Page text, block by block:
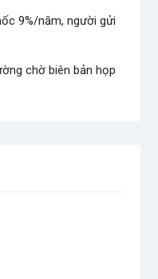
9%/năm, người gửi
chờ biên bản họp